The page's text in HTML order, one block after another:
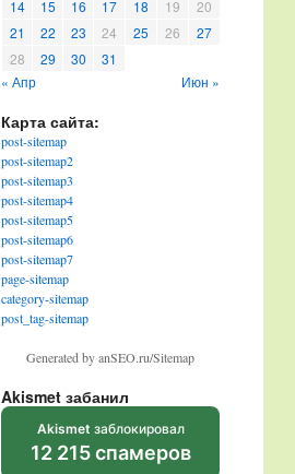
14
15 16 17 18 19
20
21
22 23 24 25 26
27
28
29 30
31
« Апр
Июн »
Карта сайта:
post-sitemap
post-sitemap2
post-sitemap3
post-sitemap4
post-sitemap5
post-sitemap6
post-sitemap7
page-sitemap
category-sitemap
post_tag-sitemap
Generated by anSEO.ru/Sitemap
Akismet забанил
Akismet заблокировал
12 215 спамеров